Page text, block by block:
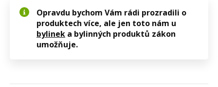
Opravdu bychom Vám rádi prozradili o
produktech více, ale jen toto nám u
bylinek a bylinných produktů zákon
umožňuje.